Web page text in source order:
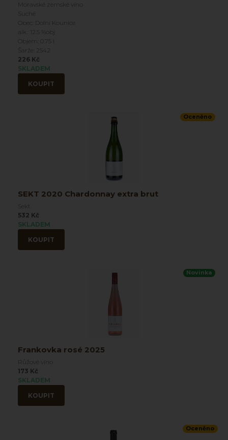
Moravské zemské víno
Suché
Obec: Dolní Kounice
alk.: 12.5 %obj
Objem: 0.75 l
Šarže: 2542
226 Kč
SKLADEM
KOUPIT
Oceněno
SEKT 2020 Chardonnay extra brut
Sekt
532 Kč
SKLADEM
KOUPIT
Novinka
Frankovka rosé 2025
Růžové víno
173 Kč
SKLADEM
KOUPIT
Oceněno